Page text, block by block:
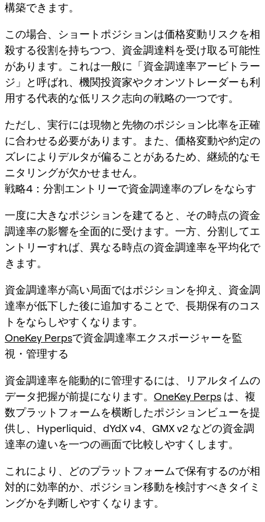
構築できます。
この場合、ショートポジションは価格変動リスクを相
殺する役割を持ちつつ、資金調達料を受け取る可能性
があります。これは一般に「資金調達率アービトラー
ジ」と呼ばれ、機関投資家やクオンツトレーダーも利
用する代表的な低リスク志向の戦略の一つです。
ただし、実行には現物と先物のポジション比率を正確
に合わせる必要があります。また、価格変動や約定の
ズレによりデルタが偏ることがあるため、継続的なモ
ニタリングが欠かせません。
戦略4：分割エントリーで資金調達率のブレをならす
一度に大きなポジションを建てると、その時点の資金
調達率の影響を全面的に受けます。一方、分割してエ
ントリーすれば、異なる時点の資金調達率を平均化で
きます。
資金調達率が高い局面ではポジションを抑え、資金調
達率が低下した後に追加することで、長期保有のコス
トをならしやすくなります。
OneKey Perpsで資金調達率エクスポージャーを監
視・管理する
資金調達率を能動的に管理するには、リアルタイムの
データ把握が前提になります。 OneKey Perps は、複
数プラットフォームを横断したポジションビューを提
供し、Hyperliquid、dYdX v4、GMX v2 などの資金調
達率の違いを一つの画面で比較しやすくします。
これにより、どのプラットフォームで保有するのが相
対的に効率的か、ポジション移動を検討すべきタイミ
ングかを判断しやすくなります。